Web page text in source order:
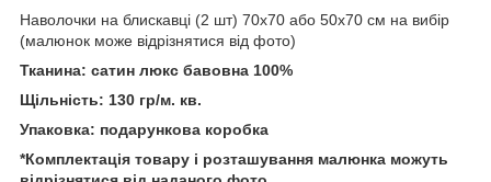
Наволочки на блискавці (2 шт) 70x70 або 50х70 см на вибір
(малюнок може відрізнятися від фото)
Тканина: сатин люкс бавовна 100%
Щільність: 130 гр/м. кв.
Упаковка: подарункова коробка
*Комплектація товару і розташування малюнка можуть